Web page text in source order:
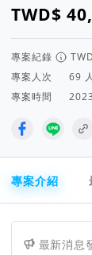
專案紀錄
專案人次
專案時間
專案介紹
最新消息